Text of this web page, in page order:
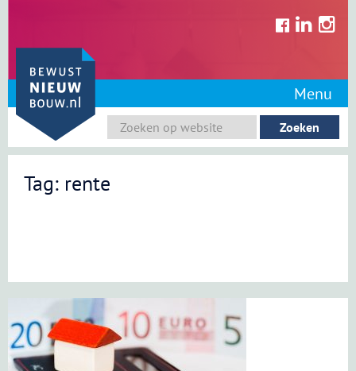
content
Menu
Tag: rente